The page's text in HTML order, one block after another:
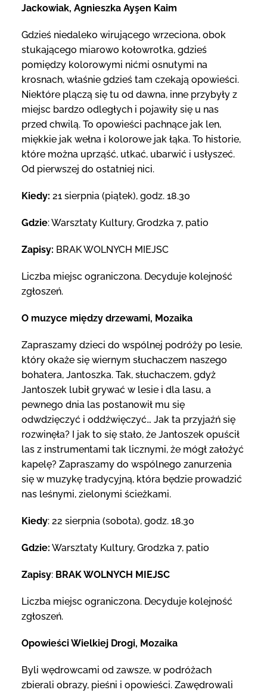
Jackowiak, Agnieszka Ayşen Kaim
Gdzieś niedaleko wirującego wrzeciona, obok
stukającego miarowo kołowrotka, gdzieś
pomiędzy kolorowymi nićmi osnutymi na
krosnach, właśnie gdzieś tam czekają opowieści.
Niektóre plączą się tu od dawna, inne przybyły z
miejsc bardzo odległych i pojawiły się u nas
przed chwilą. To opowieści pachnące jak len,
miękkie jak wełna i kolorowe jak łąka. To historie,
które można uprząść, utkać, ubarwić i usłyszeć.
Od pierwszej do ostatniej nici.
Kiedy: 21 sierpnia (piątek), godz. 18.30
Gdzie: Warsztaty Kultury, Grodzka 7, patio
Zapisy: BRAK WOLNYCH MIEJSC
Liczba miejsc ograniczona. Decyduje kolejność
zgłoszeń.
O muzyce między drzewami, Mozaika
Zapraszamy dzieci do wspólnej podróży po lesie,
który okaże się wiernym słuchaczem naszego
bohatera, Jantoszka. Tak, słuchaczem, gdyż
Jantoszek lubił grywać w lesie i dla lasu, a
pewnego dnia las postanowił mu się
odwdzięczyć i oddźwięczyć… Jak ta przyjaźń się
rozwinęła? I jak to się stało, że Jantoszek opuścił
las z instrumentami tak licznymi, że mógł założyć
kapelę? Zapraszamy do wspólnego zanurzenia
się w muzykę tradycyjną, która będzie prowadzić
nas leśnymi, zielonymi ścieżkami.
Kiedy: 22 sierpnia (sobota), godz. 18.30
Gdzie: Warsztaty Kultury, Grodzka 7, patio
Zapisy: BRAK WOLNYCH MIEJSC
Liczba miejsc ograniczona. Decyduje kolejność
zgłoszeń.
Opowieści Wielkiej Drogi, Mozaika
Byli wędrowcami od zawsze, w podróżach
zbierali obrazy, pieśni i opowieści. Zawędrowali